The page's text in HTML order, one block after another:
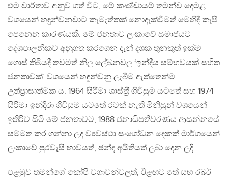
එම වාර්තාව අනුව ගත් විට, මේ කණ්ඩායම් තමන්ව දෙමළ
වශයෙන් හඳුන්වනවාට කැමැත්තක් නොදැක්වීමත් මෙහිදී කැපී
පෙනෙන කාරණයකි. මේ ජනතාව ලංකාවේ සමාජයට
දේශපාලනිකව අනුගත කරගෙන දැන් දශක තුනකුත් ඉක්ම
ගොස් තිබියදී තවමත් නිල ලේඛනවල ‘ඉන්දීය සම්භවයක් සහිත
ජනතාවක්’ වශයෙන් හඳුන්වනු ලැබීම ඇත්තෙන්ම
උත්ප‍්‍රාසාත්මක ය. 1964 සිරිමා-ශාස්ත‍්‍රී ගිවිසුම යටතේ සහ 1974
සිරිමා-ඉන්දිරා ගිවිසුම යටතේ රටක් නැති මිනිසුන් වශයෙන්
ඉතිරිව සිටි මේ ජනතාවට, 1988 ජනාධිපතිවරණය ආසන්නයේ
සම්මත කර ගන්නා ලද ව්‍යවස්ථා සංශෝධන දෙකක් මාර්ගයෙන්
ලංකාවේ පුරවැසි භාවයත්, ඡන්ද අයිතියත් ලබා දෙන ලදි.
පළමුව තමන්ගේ කෝපි වගාවන්වලත්, ඊළඟට තේ සහ රබර්